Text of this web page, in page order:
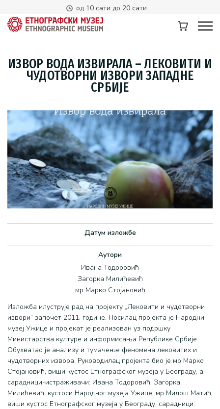
од 10 сати до 20 сати
ИЗВОР ВОДА ИЗВИРАЛА – ЛЕКОВИТИ И
ЧУДОТВОРНИ ИЗВОРИ ЗАПАДНЕ
СРБИЈЕ
Датум изложбе
Аутори
Ивана Тодоровић
Загорка Милићевић
мр Марко Стојановић
Изложба илуструје рад на пројекту „Лековити и чудотворни
извори“ започет 2011. године. Носилац пројекта је Народни
музеј Ужице и пројекат је реализован уз подршку
Министарства културе и информисања Републике Србије.
Обухватао је анализу и тумачење феномена лековитих и
чудотворних извора. Руководилац пројекта био је мр Марко
Стојановић, виши кустос Етнографског музеја у Београду, а
сарадници-истраживачи: Ивана Тодоровић, Загорка
Милићевић, кустоси Народног музеја Ужице, мр Милош Матић,
виши кустос Етнографског музеја у Београду; сарадници: